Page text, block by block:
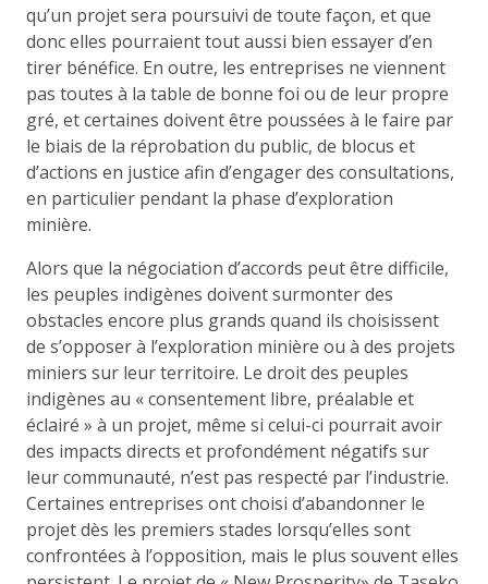
qu’un projet sera poursuivi de toute façon, et que
donc elles pourraient tout aussi bien essayer d’en
tirer bénéfice. En outre, les entreprises ne viennent
pas toutes à la table de bonne foi ou de leur propre
gré, et certaines doivent être poussées à le faire par
le biais de la réprobation du public, de blocus et
d’actions en justice afin d’engager des consultations,
en particulier pendant la phase d’exploration
minière.
Alors que la négociation d’accords peut être difficile,
les peuples indigènes doivent surmonter des
obstacles encore plus grands quand ils choisissent
de s’opposer à l’exploration minière ou à des projets
miniers sur leur territoire. Le droit des peuples
indigènes au « consentement libre, préalable et
éclairé » à un projet, même si celui-ci pourrait avoir
des impacts directs et profondément négatifs sur
leur communauté, n’est pas respecté par l’industrie.
Certaines entreprises ont choisi d’abandonner le
projet dès les premiers stades lorsqu’elles sont
confrontées à l’opposition, mais le plus souvent elles